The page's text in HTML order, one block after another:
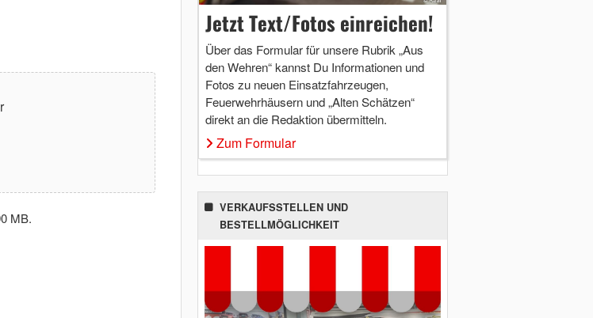
MB.
Jetzt Text/Fotos einreichen!
Über das Formular für unsere Rubrik „Aus
den Wehren“ kannst Du Informationen und
Fotos zu neuen Einsatzfahrzeugen,
Feuerwehrhäusern und „Alten Schätzen“
direkt an die Redaktion übermitteln.
Zum Formular
VERKAUFSSTELLEN UND
BESTELLMÖGLICHKEIT